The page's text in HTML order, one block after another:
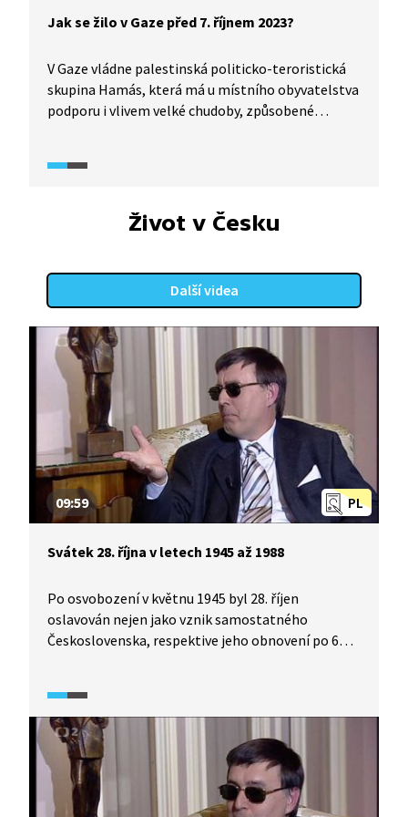
Jak se žilo v Gaze před 7. říjnem 2023?
V Gaze vládne palestinská politicko-teroristická
skupina Hamás, která má u místního obyvatelstva
podporu i vlivem velké chudoby, způsobené
o Hamásu (2023) se dozvíte, jak se v Gaze žilo
motivace jednotlivců pro vstup do Hamásu
či pro jeho podporu a jakým způsobem si Hamás
Život v Česku
Další videa
PL
09:59
Svátek 28. října v letech 1945 až 1988
Po osvobození v květnu 1945 byl 28. říjen
oslavován nejen jako vznik samostatného
Československa, respektive jeho obnovení po 6
historie se pod vlivem Sovětského svazu ubírala
směrem naprosto nevídaným. Roku 1951 se
ze státního svátku stal den pracovního klidu
a nadále se v tento den oslavovalo znárodnění,
ačkoli znárodňovací dekrety byly vyhlášeny
o několik dní dříve. Za normalizace se z 28. října